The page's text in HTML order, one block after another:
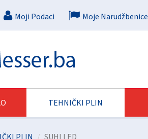
Moji Podaci Moje Narudžbenice
TEHNIČKI PLIN